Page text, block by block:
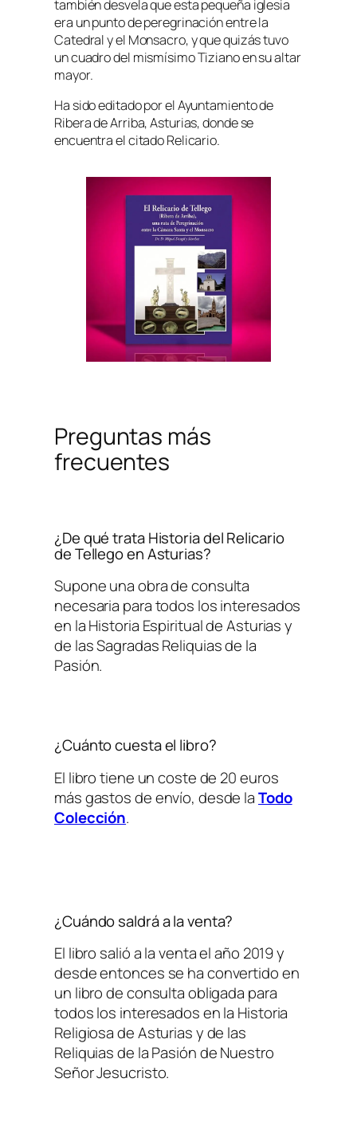
también desvela que esta pequeña iglesia
era un punto de peregrinación entre la
Catedral y el Monsacro, y que quizás tuvo
un cuadro del mismísimo Tiziano en su altar
mayor.
Ha sido editado por el Ayuntamiento de
Ribera de Arriba, Asturias, donde se
encuentra el citado Relicario.
Preguntas más
frecuentes
¿De qué trataHistoria del Relicario
de Tellego en Asturias?
Supone una obra de consulta
necesaria para todos los interesados
en la Historia Espiritual de Asturias y
de las Sagradas Reliquias de la
Pasión.
¿Cuánto cuesta el libro?
El libro tiene un coste de 20 euros
más gastos de envío, desde laTodo
Colección.
¿Cuándo saldrá a la venta?
El libro salió a la venta el año 2019 y
desde entonces se ha convertido en
un libro de consulta obligada para
todos los interesados en la Historia
Religiosa de Asturias y de las
Reliquias de la Pasión de Nuestro
Señor Jesucristo.